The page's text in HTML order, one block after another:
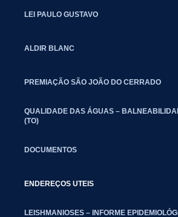
LEI PAULO GUSTAVO
ALDIR BLANC
PREMIAÇÃO SÃO JOÃO DO CERRADO
QUALIDADE DAS ÁGUAS –
(TO)
DOCUMENTOS
ENDEREÇOS UTEIS
LEISHMANIOSES – INFORME